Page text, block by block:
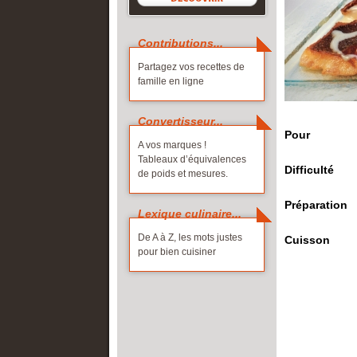
Franche-Comté
Guadeloupe
Picardie
Poitou-
Provence-
Réunion
ALLER PLUS LOIN
À chacun sa fête !
Partagez vos idées
Cave et
ALLER
Les produits
Les labels de
Pour
Difficulté
Préparation
Cuisson
Contributions...
Partagez vos recettes de
famille en ligne
Convertisseur...
A vos marques !
Tableaux d’équivalences
de poids et mesures.
Lexique culinaire...
De A à Z, les mots justes
pour bien cuisiner